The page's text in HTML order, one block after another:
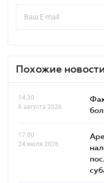
Похожие новости
14.30
6 августа 2026
17.00
24 июля 2026